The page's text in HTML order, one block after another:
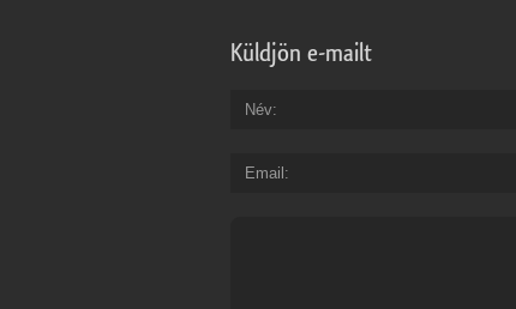
Küldjön e-mailt
Név
Email